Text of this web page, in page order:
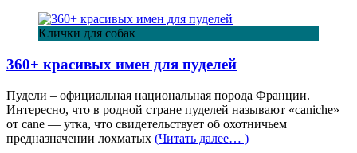
Клички для собак
360+ красивых имен для пуделей
Пудели – официальная национальная порода Франции.
Интересно, что в родной стране пуделей называют «caniche»
от cane — утка, что свидетельствует об охотничьем
предназначении лохматых (Читать далее… )